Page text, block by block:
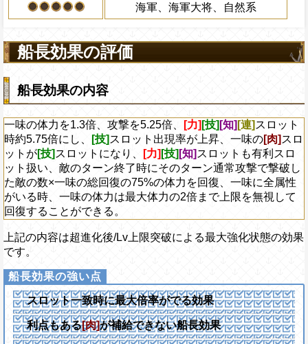
海軍、海軍大将、自然系
上限突破
船長効果の評価
船長効果の内容
一味の体力を1.3倍、攻撃を5.25倍、 [力] [技] [知] [連] スロット
時約5.75倍にし、
[技] スロット出現率が上昇、一味の[肉] スロ
ットが[技] スロットになり、 [力] [技] [知] スロットも有利スロ
ット扱い、敵のターン終了時にそのターン通常攻撃で撃破し
た敵の数×一味の総回復の75%の体力を回復、一味に全属性
がいる時、一味の体力は最大体力の2倍まで上限を無視して
回復することができる。
上記の内容は超進化後/Lv上限突破による最大強化状態の効果
です。
スロット一致時に最大倍率がでる効果
利点もある[肉]が補給できない船長効果